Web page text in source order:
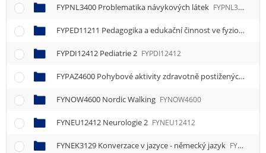
FYPNL3400 Problematika návykových látek FYPNL3400
FYPED11211 Pedagogika a edukační činnost ve fyzioterapii 1
FYPDI12412 Pediatrie 2 FYPDI12412
FYPAZ4600 Pohybové aktivity zdravotně postižených
FYNOW4600 Nordic Walking FYNOW4600
FYNEU12412 Neurologie 2 FYNEU12412
FYNEK3129 Konverzace v jazyce - německý jazyk FYNEK3129